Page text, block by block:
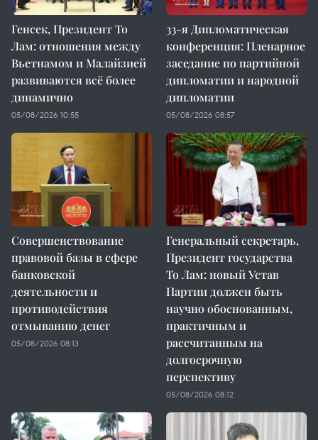
Генсек, Президент То
Лам: отношения между
Вьетнамом и Малайзией
развиваются всё более
динамично
05/08/2026 10:55
33-я Дипломатическая
конференция: Пленарное
заседание по партийной
дипломатии и народной
дипломатии
05/08/2026 08:57
Совершенствование
правовой базы в сфере
банковской
деятельности и
противодействия
отмыванию денег
05/08/2026 08:13
Генеральный секретарь,
Президент государства
То Лам: новый Устав
Партии должен быть
научно обоснованным,
практичным и
рассчитанным на
долгосрочную
перспективу
05/08/2026 08:12